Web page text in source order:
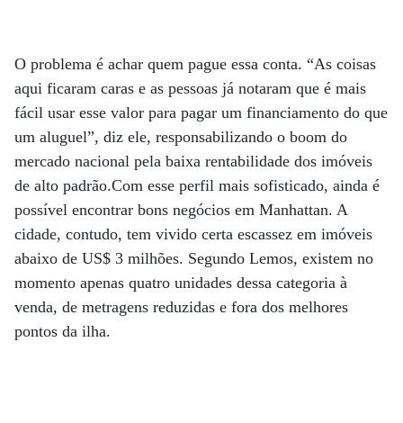
O problema é achar quem pague essa conta. “As coisas
aqui ficaram caras e as pessoas já notaram que é mais
fácil usar esse valor para pagar um financiamento do que
um aluguel”, diz ele, responsabilizando o boom do
mercado nacional pela baixa rentabilidade dos imóveis
de alto padrão.Com esse perfil mais sofisticado, ainda é
possível encontrar bons negócios em Manhattan. A
cidade, contudo, tem vivido certa escassez em imóveis
abaixo de US$ 3 milhões. Segundo Lemos, existem no
momento apenas quatro unidades dessa categoria à
venda, de metragens reduzidas e fora dos melhores
pontos da ilha.